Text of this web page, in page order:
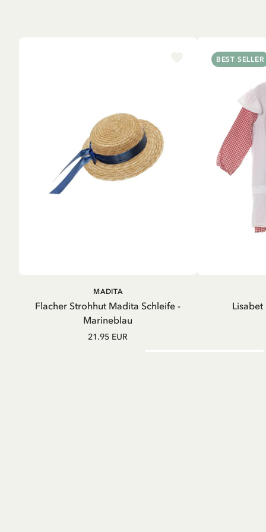
IN DEN WARENKORB
Flacher Strohhut Madita Schleife -
Marineblau
MADITA
21.95 EUR
BEST SELLER
Lisabet